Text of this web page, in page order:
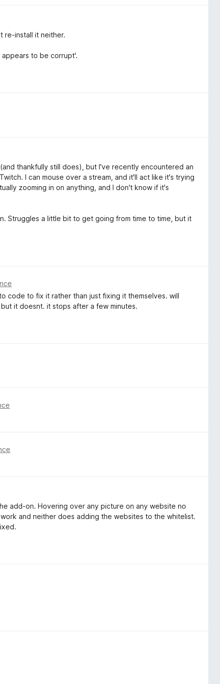
re-install it neither.
to be corrupt'.
thankfully still does), but I've recently encountered an
I can mouse over a stream, and it'll act like it's trying
zooming in on anything, and I don't know if it's
Struggles a little bit to get going from time to time, but it
code to fix it rather than just fixing it themselves. will
it doesnt. it stops after a few minutes.
add-on. Hovering over any picture on any website no
and neither does adding the websites to the whitelist.